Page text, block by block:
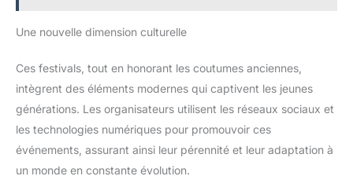
Une nouvelle dimension culturelle
Ces festivals, tout en honorant les coutumes anciennes,
intègrent des éléments modernes qui captivent les jeunes
générations. Les organisateurs utilisent les réseaux sociaux et
les technologies numériques pour promouvoir ces
événements, assurant ainsi leur pérennité et leur adaptation à
un monde en constante évolution.